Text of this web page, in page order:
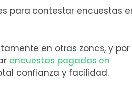
para contestar encuestas
en otras zonas, y por
encuestas pagadas en
confianza y facilidad.